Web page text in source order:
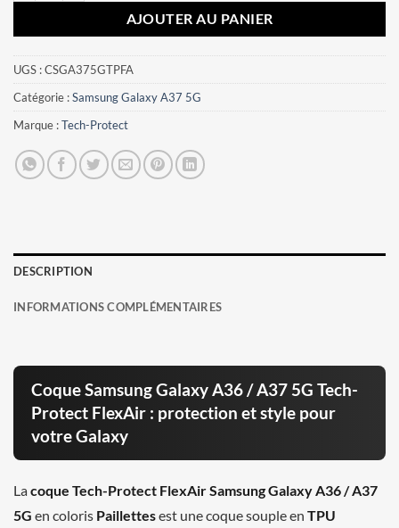
AJOUTER AU PANIER
UGS :CSGA375GTPFA
Catégorie :Samsung Galaxy A37 5G
Marque :Tech-Protect
DESCRIPTION
INFORMATIONS COMPLÉMENTAIRES
Coque Samsung Galaxy A36 / A37 5G Tech-
Protect FlexAir : protection et style pour
votre Galaxy
Lacoque Tech-Protect FlexAir Samsung Galaxy A36 / A37
5G en coloris Paillettesest une coque souple en TPU